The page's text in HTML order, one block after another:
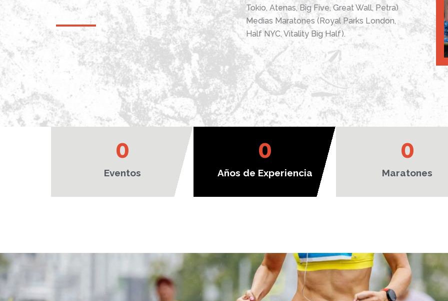
Tokio, Atenas, Big Five, Great Wall, Petra)
Medias Maratones (Royal Parks London,
Half NYC, Vitality Big Half).
Eventos
0
Años de Experiencia
0
Maratones
0